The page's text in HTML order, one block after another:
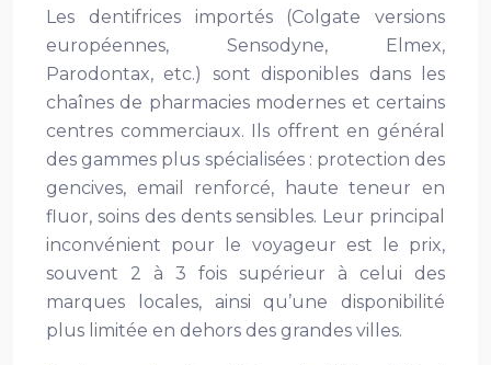
Les dentifrices importés (Colgate versions
européennes, Sensodyne, Elmex,
Parodontax, etc.) sont disponibles dans les
chaînes de pharmacies modernes et certains
centres commerciaux. Ils offrent en général
des gammes plus spécialisées : protection des
gencives, email renforcé, haute teneur en
fluor, soins des dents sensibles. Leur principal
inconvénient pour le voyageur est le prix,
souvent 2 à 3 fois supérieur à celui des
marques locales, ainsi qu’une disponibilité
plus limitée en dehors des grandes villes.